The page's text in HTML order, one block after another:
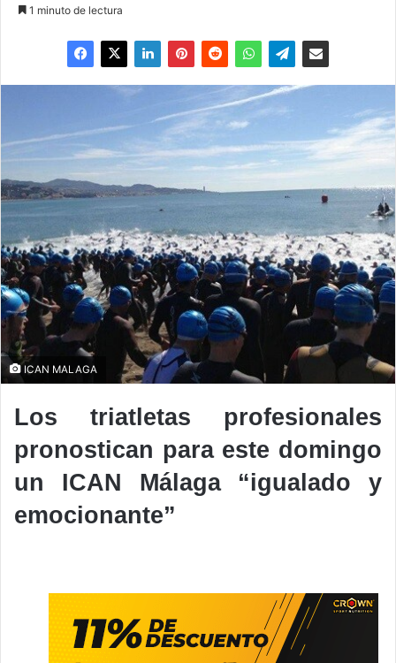
1 minuto de lectura
ICAN MALAGA
Los triatletas profesionales
pronostican para este domingo
un ICAN Málaga “igualado y
emocionante”